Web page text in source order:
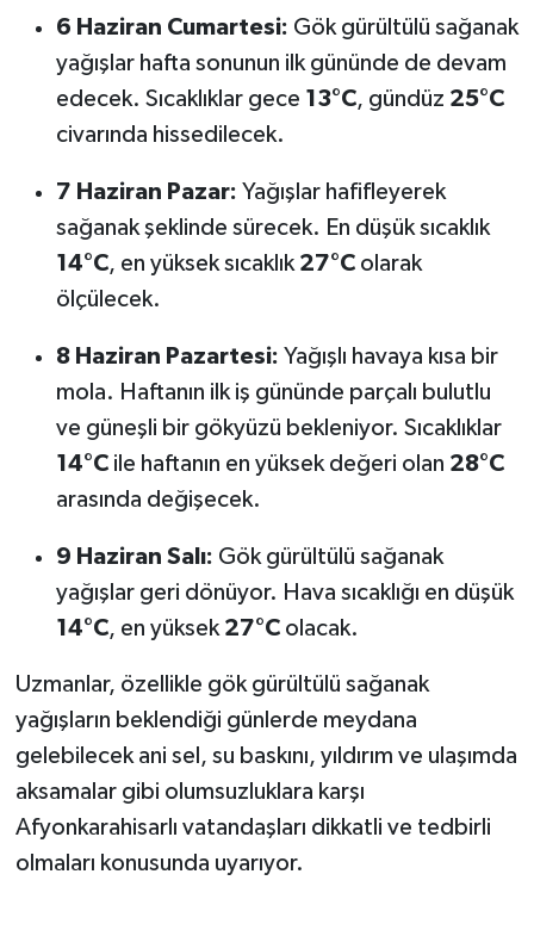
6 Haziran Cumartesi: Gök gürültülü sağanak
yağışlar hafta sonunun ilk gününde de devam
edecek. Sıcaklıklar gece 13°C, gündüz 25°C
civarında hissedilecek.
7 Haziran Pazar: Yağışlar hafifleyerek
sağanak şeklinde sürecek. En düşük sıcaklık
14°C, en yüksek sıcaklık 27°Colarak
ölçülecek.
8 Haziran Pazartesi: Yağışlı havaya kısa bir
mola. Haftanın ilk iş gününde parçalı bulutlu
ve güneşli bir gökyüzü bekleniyor. Sıcaklıklar
14°Cile haftanın en yüksek değeri olan 28°C
arasında değişecek.
9 Haziran Salı: Gök gürültülü sağanak
yağışlar geri dönüyor. Hava sıcaklığı en düşük
14°C, en yüksek 27°Colacak.
Uzmanlar, özellikle gök gürültülü sağanak
yağışların beklendiği günlerde meydana
gelebilecek ani sel, su baskını, yıldırım ve ulaşımda
aksamalar gibi olumsuzluklara karşı
Afyonkarahisarlı vatandaşları dikkatli ve tedbirli
olmaları konusunda uyarıyor.